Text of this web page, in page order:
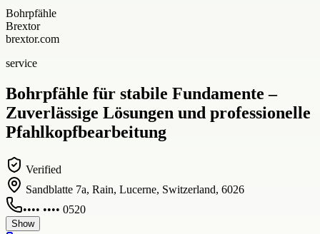
Bohrpfähle
Brextor
brextor.com
service
Bohrpfähle für stabile Fundamente –
Zuverlässige Lösungen und professionelle
Pfahlkopfbearbeitung
Verified
Sandblatte 7a, Rain, Lucerne, Switzerland, 6026
•••• •••• 0520
Show